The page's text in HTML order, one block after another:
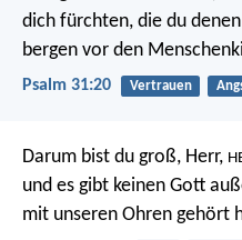
dich fürchten, die du
bergen vor den
Psalm 31:20 Vertrauen
Darum bist du groß, Herr,
und es gibt keinen Gott
mit unseren Ohren gehört